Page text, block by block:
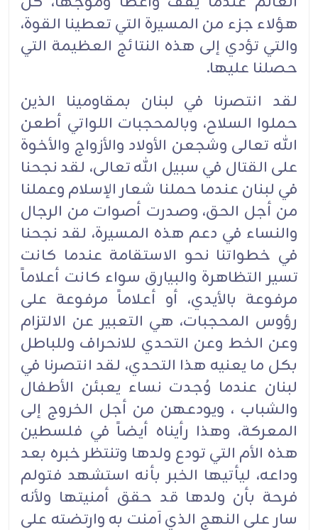
هؤلاء جزء من المسيرة التي تعطينا القوة،
والتي تؤدي إلى هذه النتائج العظيمة التي
حصلنا عليها.‏
لقد انتصرنا في لبنان بمقاومينا الذين
حملوا السلاح، وبالمحجبات اللواتي أطعن
الله تعالى وشجعن الأولاد والأزواج والأخوة
على القتال في سبيل الله تعالى، لقد نجحنا
في لبنان عندما حملنا شعار الإسلام وعملنا
من أجل الحق، وصدرت أصوات من الرجال
والنساء في دعم هذه المسيرة، لقد نجحنا
في خطواتنا نحو الاستقامة عندما كانت
تسير التظاهرة والبيارق سواء كانت أعلاماً
مرفوعة بالأيدي، أو أعلاماً مرفوعة على
رؤوس المحجبات، هي التعبير عن الالتزام
وعن الخط وعن التحدي للانحراف وللباطل
بكل ما يعنيه هذا التحدي، لقد انتصرنا في
لبنان عندما وُجدت نساء يعبئن الأطفال
والشباب ، ويودعهن من أجل الخروج إلى
المعركة، وهذا رأيناه أيضاً في فلسطين
هذه الأم التي تودع ولدها وتنتظر خبره بعد
وداعه، ليأتيها الخبر بأنه استشهد فتولم
فرحة بأن ولدها قد حقق أمنيتها ولأنه
سار على النهج الذي آمنت به وارتضته على